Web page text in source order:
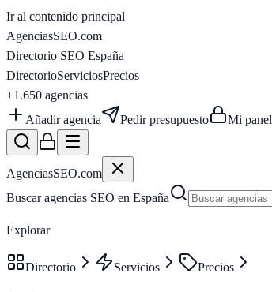
Ir al contenido principal
AgenciasSEO.com
Directorio SEO España
DirectorioServiciosPrecios
+1.650 agencias
Añadir agencia
Pedir presupuesto Mi panel
AgenciasSEO.com
Buscar agencias SEO en España
Explorar
Directorio Servicios Precios